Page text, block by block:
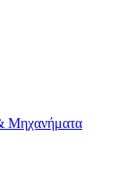
Μηχανήματα